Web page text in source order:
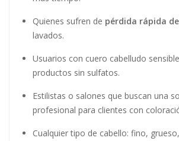
Quienes sufren de pérdida rápida
lavados.
Usuarios con cuero cabelludo
productos sin sulfatos.
Estilistas o salones que buscan una
profesional para clientes con
Cualquier tipo de cabello: fino,